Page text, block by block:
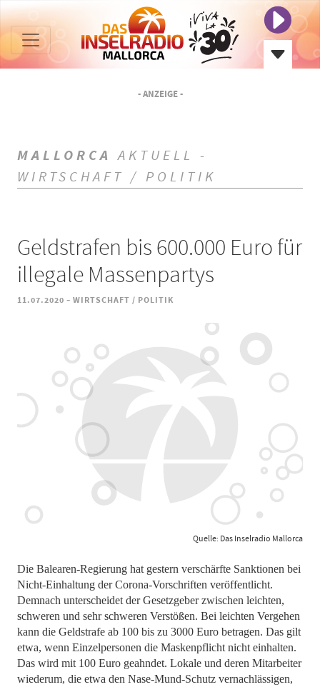
- ANZEIGE -
MALLORCA AKTUELL -
WIRTSCHAFT / POLITIK
Geldstrafen bis 600.000 Euro für
illegale Massenpartys
11.07.2020 - WIRTSCHAFT / POLITIK
Quelle: Das Inselradio Mallorca
Die Balearen-Regierung hat gestern verschärfte Sanktionen bei
Nicht-Einhaltung der Corona-Vorschriften veröffentlicht.
Demnach unterscheidet der Gesetzgeber zwischen leichten,
schweren und sehr schweren Verstößen. Bei leichten Vergehen
kann die Geldstrafe ab 100 bis zu 3000 Euro betragen. Das gilt
etwa, wenn Einzelpersonen die Maskenpflicht nicht einhalten.
Das wird mit 100 Euro geahndet. Lokale und deren Mitarbeiter
wiederum, die etwa den Nase-Mund-Schutz vernachlässigen,